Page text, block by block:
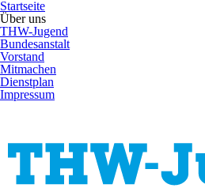
Startseite
Über uns
THW-Jugend
Bundesanstalt
Vorstand
Mitmachen
Dienstplan
Impressum